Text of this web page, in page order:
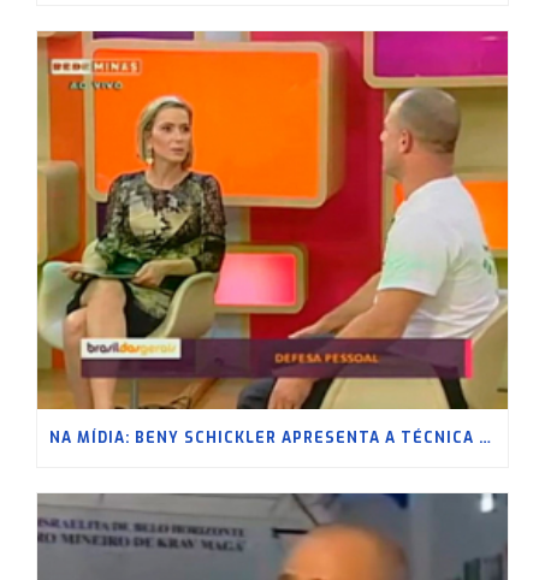
NA MÍDIA: BENY SCHICKLER APRESENTA A TÉCNICA NA REDE MINAS – 2020